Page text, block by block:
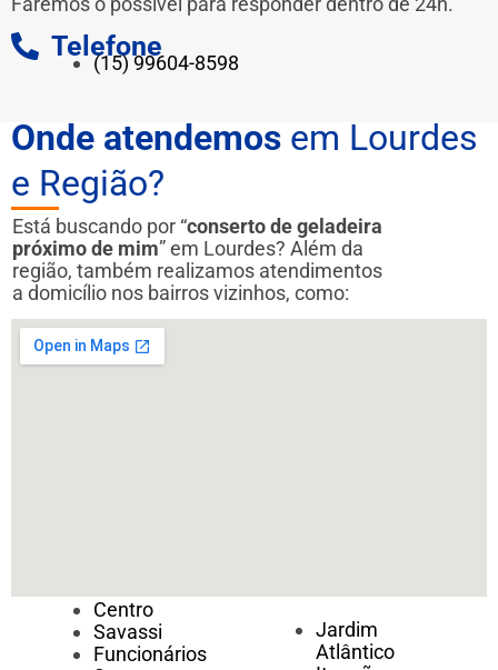
Telefone
(15) 99604-8598
Onde atendemos em Lourdes
e Região?
Está buscando por “conserto de geladeira
próximo de mim” em Lourdes? Além da
região, também realizamos atendimentos
a domicílio nos bairros vizinhos, como:
Centro
Savassi
Funcionários
Jardim
Atlântico